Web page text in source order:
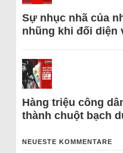
Sự nhục nhã của
nhũng khi đối diện
Hàng triệu công
thành chuột bạch
NEUESTE KOMMENTARE